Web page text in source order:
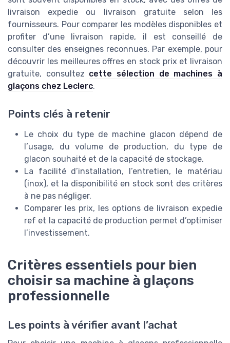
livraison expedie ou livraison gratuite selon les
fournisseurs. Pour comparer les modèles disponibles et
profiter d’une livraison rapide, il est conseillé de
consulter des enseignes reconnues. Par exemple, pour
découvrir les meilleures offres en stock prix et livraison
gratuite, consultez cette sélection de machines à
glaçons chez Leclerc.
Points clés à retenir
Le choix du type de machine glacon dépend de
l’usage, du volume de production, du type de
glacon souhaité et de la capacité de stockage.
La facilité d’installation, l’entretien, le matériau
(inox), et la disponibilité en stock sont des critères
à ne pas négliger.
Comparer les prix, les options de livraison expedie
ref et la capacité de production permet d’optimiser
l’investissement.
Critères essentiels pour bien
choisir sa machine à glaçons
professionnelle
Les points à vérifier avant l’achat